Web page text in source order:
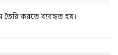
তৈরি করতে ব্যবহৃত হয়।